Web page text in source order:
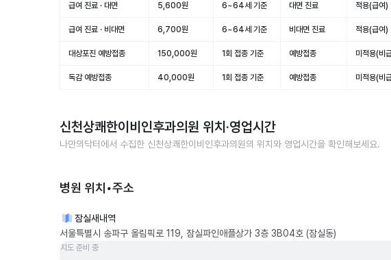
급여 진료 · 대면 5,600원 6~64세 기준 대면 진료 적용(급여)
급여 진료 · 비대면 6,700원 6~64세 기준 비대면 진료 적용(급여)
대상포진 예방접종 150,000원 1회 접종 기준 예방접종 미적용(비
독감 예방접종 40,000원 1회 접종 기준 예방접종 미적용(비
신천상쾌한이비인후과의원 위치·영업시간
나만의닥터에서 수집한 신천상쾌한이비인후과의원의 위치와 영업시간을 확인해보세요.
병원 위치•주소
잠실새내역
서울특별시 송파구 올림픽로 119, 잠실파인애플상가 3층 3B04호 (잠실동)
지도 준비 중